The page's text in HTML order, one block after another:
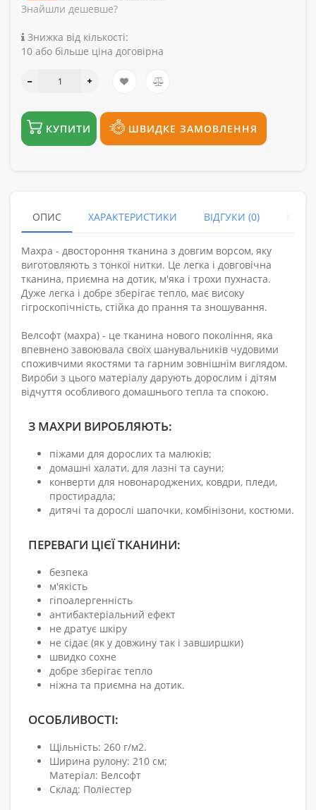
Знайшли дешевше?
Знижка від кількості:
10 або більше ціна договірна
КУПИТИ ШВИДКЕ ЗАМОВЛЕННЯ
ОПИС ХАРАКТЕРИСТИКИ ВІДГУКИ (0)
Махра - двостороння тканина з довгим ворсом, яку
виготовляють з тонкої нитки. Це легка і довговічна
тканина, приємна на дотик, м'яка і трохи пухнаста.
Дуже легка і добре зберігає тепло, має високу
гігроскопічність, стійка до прання та зношування.
Велсофт (махра) - це тканина нового покоління, яка
впевнено завоювала своїх шанувальників чудовими
споживчими якостями та гарним зовнішнім виглядом.
Вироби з цього матеріалу дарують дорослим і дітям
відчуття особливого домашнього тепла та спокою.
З МАХРИ ВИРОБЛЯЮТЬ:
піжами для дорослих та малюків;
домашні халати, для лазні та сауни;
конверти для новонароджених, ковдри, пледи,
простирадла;
дитячі та дорослі шапочки, комбінізони, костюми.
ПЕРЕВАГИ ЦІЄЇ ТКАНИНИ:
безпека
м'якість
гіпоалергенність
антибактеріальний ефект
не дратує шкіру
не сідає (як у довжину так і завширшки)
швидко сохне
добре зберігає тепло
ніжна та приємна на дотик.
ОСОБЛИВОСТІ:
Щільність: 260 г/м2.
Ширина рулону: 210 см;
Матеріал: Велсофт
Склад: Поліестер